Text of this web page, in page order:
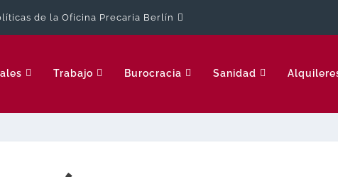
de la Oficina Precaria Berlín
Trabajo Burocracia Sanidad